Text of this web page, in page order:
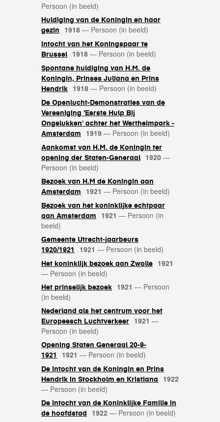
Persoon (in beeld)
Huldiging van de Koningin en haar
gezin
1918 — Persoon (in beeld)
Intocht van het Koningspaar te
Brussel
1918 — Persoon (in beeld)
Spontane huldiging van H.M. de
Koningin, Prinses Juliana en Prins
Hendrik
1918 — Persoon (in beeld)
De Openlucht-Demonstraties van de
Vereeniging 'Eerste Hulp Bij
Ongelukken' achter het Wertheimpark -
Amsterdam
1919 — Persoon (in beeld)
Aankomst van H.M. de Koningin ter
opening der Staten-Generaal
1920 —
Persoon (in beeld)
Bezoek van H.M de Koningin aan
Amsterdam
1921 — Persoon (in beeld)
Bezoek van het koninklijke echtpaar
aan Amsterdam
1921 — Persoon (in
beeld)
Gemeente Utrecht-jaarbeurs
1920/1921
1921 — Persoon (in beeld)
Het koninklijk bezoek aan Zwolle
1921
— Persoon (in beeld)
Het prinselijk bezoek 1921 — Persoon
(in beeld)
Nederland als het centrum voor het
Europeesch Luchtverkeer
1921 —
Persoon (in beeld)
Opening Staten Generaal 20-9-
1921
1921 — Persoon (in beeld)
De intocht van de Koningin en Prins
Hendrik in Stockholm en Kristiana
1922
— Persoon (in beeld)
De intocht van de Koninklijke Familie in
de hoofdstad
1922 — Persoon (in beeld)